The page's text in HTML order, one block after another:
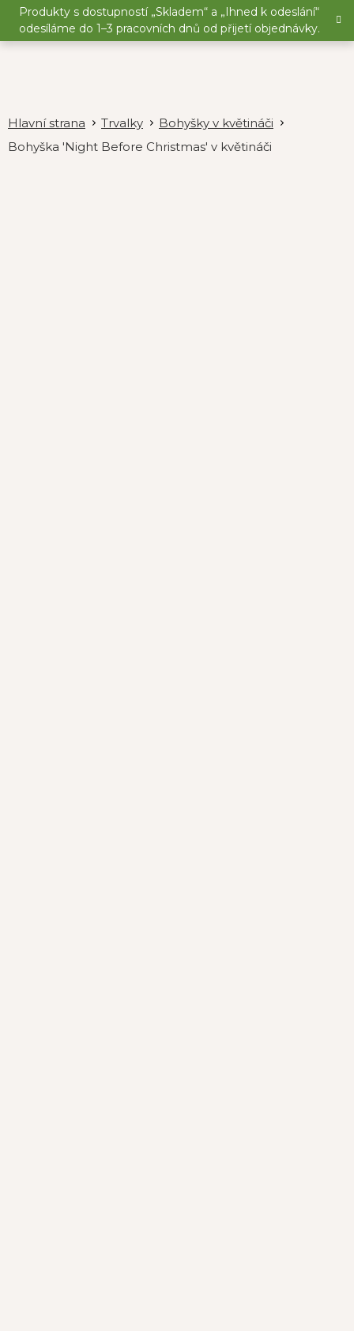
Přejít
obsah
Produkty s dostupností „Skladem“ a „Ihned k odeslání“
odesíláme do 1–3 pracovních dnů od přijetí objednávky.
Trvalky
Bohyšky v květináči
Bohyška 'Night Before Christmas' v květináči